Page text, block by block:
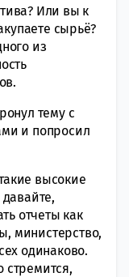
Или вы к
сырьё?
из
тему с
и попросил
высокие
отчеты как
министерство,
одинаково.
стремится,